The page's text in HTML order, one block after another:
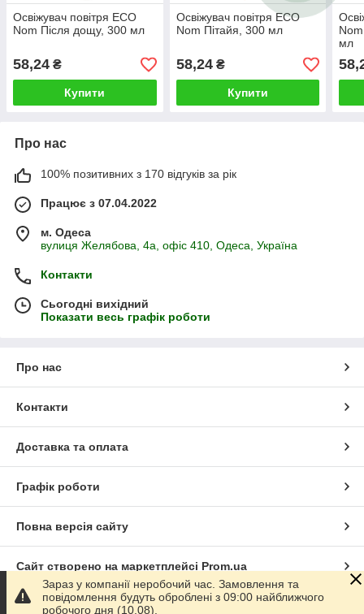
Освіжувач повітря ECO
Nom Після дощу, 300 мл
58,24 ₴
Купити
Освіжувач повітря ECO
Nom Пітайя, 300 мл
58,24₴
Купити
мл
Про нас
100% позитивних з 170 відгуків за рік
Працює з 07.04.2022
м. Одеса
вулиця Желябова, 4а, офіс 410, Одеса, Україна
Контакти
Сьогодні вихідний
Показати весь графік роботи
Про нас
Контакти
Доставка та оплата
Графік роботи
Повна версія сайту
Сайт створено на маркетплейсі Prom.ua
Політика конфіденційності
Зараз у компанії неробочий час. Замовлення та
повідомлення будуть оброблені з 09:00 найближчого
робочого дня (10.08).